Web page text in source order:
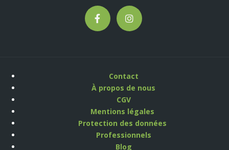
Contact
À propos de nous
CGV
Mentions légales
Protection des données
Professionnels
Blog